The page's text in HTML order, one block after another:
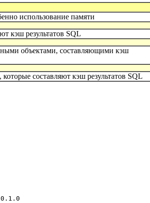
использование памяти
кэш результатов SQL
объектами, составляющими кэш
составляют кэш результатов SQL